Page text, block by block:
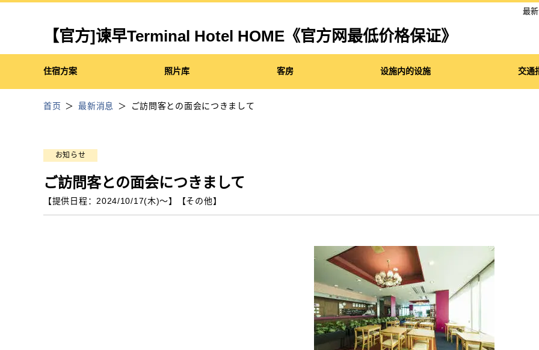
最
【官方]谏早Terminal Hotel HOME《官方网最低价格保证》
住宿方案 照片库 客房 设施内的设施 交通
首页 最新消息 ご訪問客との面会につきまして
お知らせ
ご訪問客との面会につきまして
【提供日程： 2024/10/17(木)〜】 【その他】